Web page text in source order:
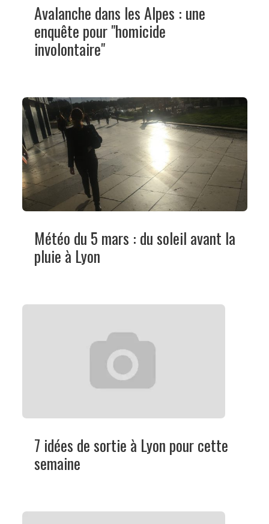
Avalanche dans les Alpes : une
enquête pour "homicide
involontaire"
Météo du 5 mars : du soleil avant la
pluie à Lyon
7 idées de sortie à Lyon pour cette
semaine